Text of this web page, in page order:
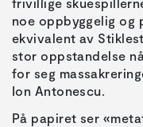
noe oppbyggelig og
ekvivalent av
stor oppstandelse
for seg
Ion Antonescu.
På papiret ser